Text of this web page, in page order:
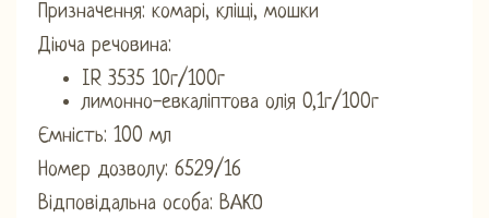
Призначення: комарі, кліщі, мошки
Діюча речовина:
IR 3535 10г/100г
лимонно-евкаліптова олія 0,1г/100г
Ємність: 100 мл
Номер дозволу: 6529/16
Відповідальна особа: ВАКО